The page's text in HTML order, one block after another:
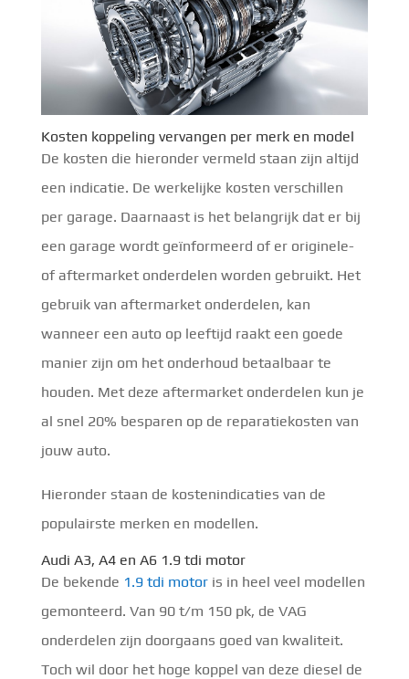
Kosten koppeling vervangen per merk en model
De kosten die hieronder vermeld staan zijn altijd
een indicatie. De werkelijke kosten verschillen
per garage. Daarnaast is het belangrijk dat er bij
een garage wordt geïnformeerd of er originele-
of aftermarket onderdelen worden gebruikt. Het
gebruik van aftermarket onderdelen, kan
wanneer een auto op leeftijd raakt een goede
manier zijn om het onderhoud betaalbaar te
houden. Met deze aftermarket onderdelen kun je
al snel 20% besparen op de reparatiekosten van
jouw auto.
Hieronder staan de kostenindicaties van de
populairste merken en modellen.
Audi A3, A4 en A6 1.9 tdi motor
De bekende 1.9 tdi motor is in heel veel modellen
gemonteerd. Van 90 t/m 150 pk, de VAG
onderdelen zijn doorgaans goed van kwaliteit.
Toch wil door het hoge koppel van deze diesel de